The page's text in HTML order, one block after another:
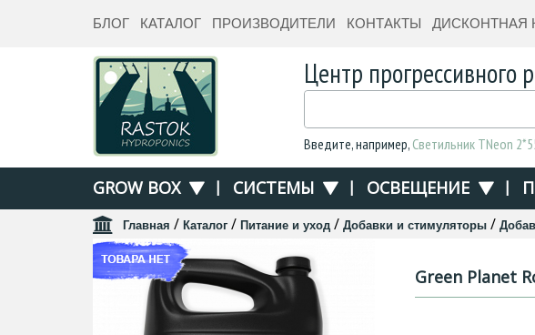
БЛОГ КАТАЛОГ ПРОИЗВОДИТЕЛИ КОНТАКТЫ ДИСКОНТНАЯ
Центр прогрессивного
Введите, например, Светильник TNeon
GROW BOX | СИСТЕМЫ | ОСВЕЩЕНИЕ |
Главная / Каталог / Питание и уход / Добавки и стимуляторы /
Green Planet